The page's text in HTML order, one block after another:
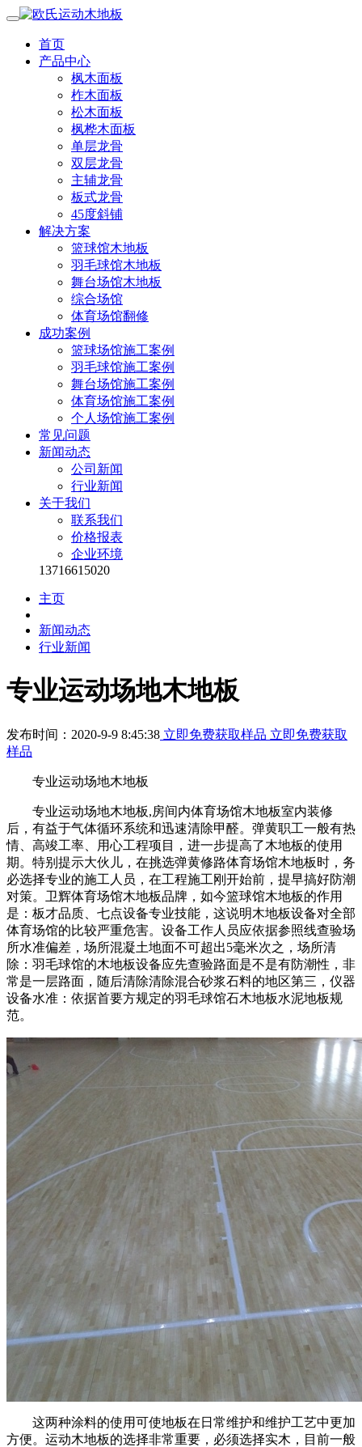
首页
产品中心
枫木面板
柞木面板
松木面板
枫桦木面板
单层龙骨
双层龙骨
主辅龙骨
板式龙骨
45度斜铺
解决方案
篮球馆木地板
羽毛球馆木地板
舞台场馆木地板
综合场馆
体育场馆翻修
成功案例
篮球场馆施工案例
羽毛球馆施工案例
舞台场馆施工案例
体育场馆施工案例
个人场馆施工案例
常见问题
新闻动态
公司新闻
行业新闻
关于我们
联系我们
价格报表
企业环境
13716615020
主页
新闻动态
行业新闻
专业运动场地木地板
发布时间：2020-9-9 8:45:38 立即免费获取样品 立即免费获取
样品
专业运动场地木地板
专业运动场地木地板,房间内体育场馆木地板室内装修
后，有益于气体循环系统和迅速清除甲醛。弹黄职工一般有热
情、高竣工率、用心工程项目，进一步提高了木地板的使用
期。特别提示大伙儿，在挑选弹黄修路体育场馆木地板时，务
必选择专业的施工人员，在工程施工刚开始前，提早搞好防潮
对策。卫辉体育场馆木地板品牌，如今篮球馆木地板的作用
是：板才品质、七点设备专业技能，这说明木地板设备对全部
体育场馆的比较严重危害。设备工作人员应依据参照线查验场
所水准偏差，场所混凝土地面不可超出5毫米次之，场所清
除：羽毛球馆的木地板设备应先查验路面是不是有防潮性，非
常是一层路面，随后清除清除混合砂浆石料的地区第三，仪器
设备水准：依据首要方规定的羽毛球馆石木地板水泥地板规
范。
这两种涂料的使用可使地板在日常维护和维护工艺中更加
方便。运动木地板的选择非常重要，必须选择实木，目前一般